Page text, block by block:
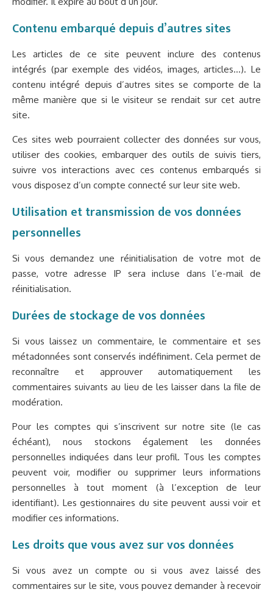
Contenu embarqué depuis d’autres sites
Les articles de ce site peuvent inclure des contenus
intégrés (par exemple des vidéos, images, articles…). Le
contenu intégré depuis d’autres sites se comporte de la
même manière que si le visiteur se rendait sur cet autre
site.
Ces sites web pourraient collecter des données sur vous,
utiliser des cookies, embarquer des outils de suivis tiers,
suivre vos interactions avec ces contenus embarqués si
vous disposez d’un compte connecté sur leur site web.
Utilisation et transmission de vos données
personnelles
Si vous demandez une réinitialisation de votre mot de
passe, votre adresse IP sera incluse dans l’e-mail de
réinitialisation.
Durées de stockage de vos données
Si vous laissez un commentaire, le commentaire et ses
métadonnées sont conservés indéfiniment. Cela permet de
reconnaître et approuver automatiquement les
commentaires suivants au lieu de les laisser dans la file de
modération.
Pour les comptes qui s’inscrivent sur notre site (le cas
échéant), nous stockons également les données
personnelles indiquées dans leur profil. Tous les comptes
peuvent voir, modifier ou supprimer leurs informations
personnelles à tout moment (à l’exception de leur
identifiant). Les gestionnaires du site peuvent aussi voir et
modifier ces informations.
Les droits que vous avez sur vos données
Si vous avez un compte ou si vous avez laissé des
commentaires sur le site, vous pouvez demander à recevoir